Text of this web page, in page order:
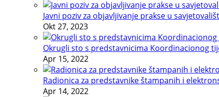
Javni poziv za objavljivanje prakse u
Okt 27, 2023
Okrugli sto s predstavnicima Koordinacionog
Apr 15, 2022
Radionica za predstavnike štampanih i
Apr 14, 2022